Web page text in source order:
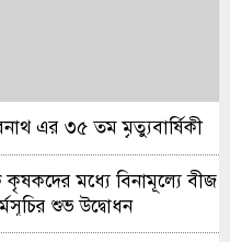
এর ৩৫ তম মৃত্যুবার্ষিকী
কৃষকদের মধ্যে বিনামূল্যে বীজ
শুভ উদ্বোধন